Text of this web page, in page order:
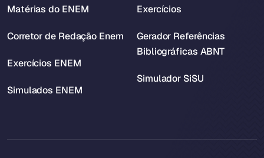
Matérias do ENEM
Corretor de Redação Enem
Exercícios ENEM
Simulados ENEM
Exercícios
Gerador Referências
Bibliográficas ABNT
Simulador SiSU